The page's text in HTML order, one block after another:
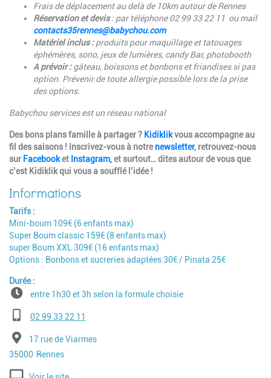
Frais de déplacement au delà de 10km autour de Rennes
Réservation et devis: par téléphone 02 99 33 22 11 ou mail
contacts35rennes@babychou.com
Matériel inclus :produits pour maquillage et tatouages
éphémères, sono, jeux de lumières, candy Bar, photobooth
A prévoir :gâteau, boissons et bonbons et friandises si pas
option. Prévenir de toute allergie possible lors de la prise
des options.
Babychou services est un réseau national
Des bons plans famille à partager ? Kidiklikvous accompagne au
fil des saisons ! Inscrivez-vous à notrenewsletter, retrouvez-nous
sur Facebooket Instagram,et surtout… dites autour de vous que
c’est Kidiklik qui vous a soufflé l’idée !
Tarifs
Mini-boum 109€ (6 enfants max)
Super Boum classic 159€ (8 enfants max)
super Boum XXL 309€ (16 enfants max)
Options : Bonbons et sucreries adaptées 30€ / Pinata 25€
Durée
entre 1h30 et 3h selon la formule choisie
Téléphone02 99 33 22 11
Adresse17 rue de Viarmes
Code postal
35000 Ville
Rennes